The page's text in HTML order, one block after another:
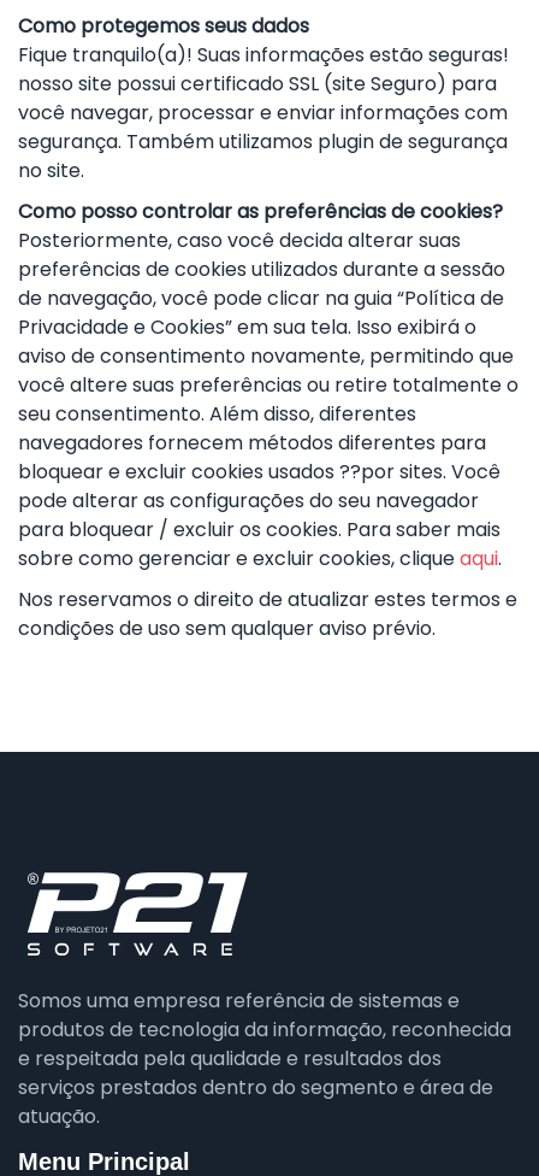
Como protegemos seus dados
Fique tranquilo(a)! Suas informações estão seguras!
nosso site possui certificado SSL (site Seguro) para
você navegar, processar e enviar informações com
segurança. Também utilizamos plugin de segurança
no site.
Como posso controlar as preferências de cookies?
Posteriormente, caso você decida alterar suas
preferências de cookies utilizados durante a sessão
de navegação, você pode clicar na guia “Política de
Privacidade e Cookies” em sua tela. Isso exibirá o
aviso de consentimento novamente, permitindo que
você altere suas preferências ou retire totalmente o
seu consentimento. Além disso, diferentes
navegadores fornecem métodos diferentes para
bloquear e excluir cookies usados ??por sites. Você
pode alterar as configurações do seu navegador
para bloquear / excluir os cookies. Para saber mais
sobre como gerenciar e excluir cookies, cliqueaqui.
Nos reservamos o direito de atualizar estes termos e
condições de uso sem qualquer aviso prévio.
Somos uma empresa referência de sistemas e
produtos de tecnologia da informação, reconhecida
e respeitada pela qualidade e resultados dos
serviços prestados dentro do segmento e área de
atuação.
Menu Principal